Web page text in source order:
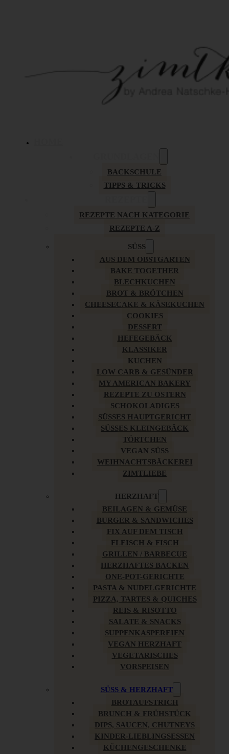
BACKSCHULE
TIPPS & TRICKS
REZEPTE NACH KATEGORIE
REZEPTE A-Z
SÜSS
AUS DEM OBSTGARTEN
BAKE TOGETHER
BLECHKUCHEN
BROT & BRÖTCHEN
CHEESECAKE & KÄSEKUCHEN
COOKIES
DESSERT
HEFEGEBÄCK
KLASSIKER
KUCHEN
LOW CARB & GESÜNDER
MY AMERICAN BAKERY
REZEPTE ZU OSTERN
SCHOKOLADIGES
SÜSSES HAUPTGERICHT
SÜSSES KLEINGEBÄCK
TÖRTCHEN
VEGAN SÜSS
WEIHNACHTSBÄCKEREI
ZIMTLIEBE
HERZHAFT
BEILAGEN & GEMÜSE
BURGER & SANDWICHES
FIX AUF DEM TISCH
FLEISCH & FISCH
GRILLEN / BARBECUE
HERZHAFTES BACKEN
ONE-POT-GERICHTE
PASTA & NUDELGERICHTE
PIZZA, TARTES & QUICHES
REIS & RISOTTO
SALATE & SNACKS
SUPPENKASPEREIEN
VEGAN HERZHAFT
VEGETARISCHES
VORSPEISEN
SÜSS & HERZHAFT
BROTAUFSTRICH
BRUNCH & FRÜHSTÜCK
DIPS, SAUCEN, CHUTNEYS
KINDER-LIEBLINGSESSEN
KÜCHENGESCHENKE